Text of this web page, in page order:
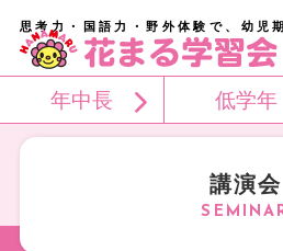
思考力・国語力・野外体験で、幼児
年中長 低学年
講演会